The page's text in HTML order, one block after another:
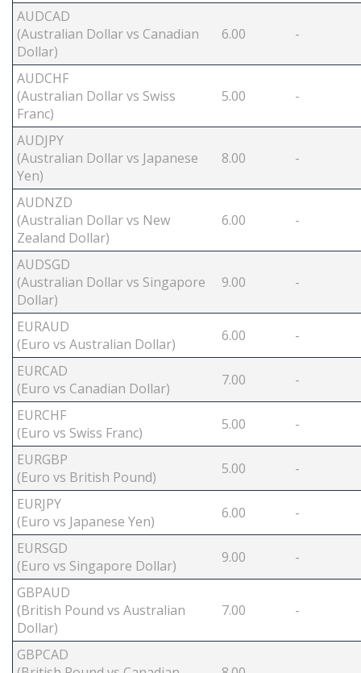
AUDCAD
(Australian Dollar vs Canadian
Dollar)
6.00 -
AUDCHF
(Australian Dollar vs Swiss
Franc)
5.00 -
AUDJPY
(Australian Dollar vs Japanese
Yen)
8.00 -
AUDNZD
(Australian Dollar vs New
Zealand Dollar)
6.00 -
AUDSGD
(Australian Dollar vs Singapore
Dollar)
9.00 -
EURAUD
(Euro vs Australian Dollar)
6.00
-
EURCAD
(Euro vs Canadian Dollar)
7.00
-
EURCHF
(Euro vs Swiss Franc)
5.00
-
EURGBP
(Euro vs British Pound)
5.00
-
EURJPY
(Euro vs Japanese Yen)
6.00
-
EURSGD
(Euro vs Singapore Dollar)
9.00
-
GBPAUD
(British Pound vs Australian
Dollar)
7.00 -
GBPCAD